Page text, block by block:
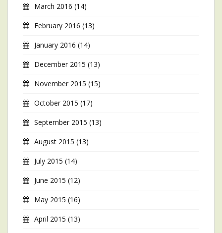
March 2016 (14)
February 2016 (13)
January 2016 (14)
December 2015 (13)
November 2015 (15)
October 2015 (17)
September 2015 (13)
August 2015 (13)
July 2015 (14)
June 2015 (12)
May 2015 (16)
April 2015 (13)